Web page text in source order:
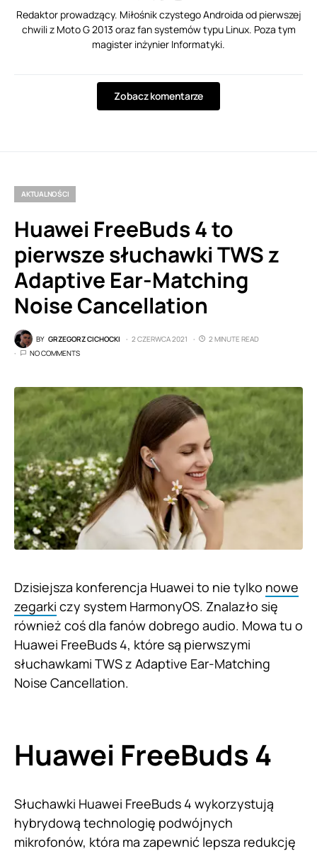
Redaktor prowadzący. Miłośnik czystego Androida od pierwszej
chwili z Moto G 2013 oraz fan systemów typu Linux. Poza tym
magister inżynier Informatyki.
Zobacz komentarze
AKTUALNOŚCI
Huawei FreeBuds 4 to
pierwsze słuchawki TWS z
Adaptive Ear-Matching
Noise Cancellation
BY GRZEGORZ CICHOCKI 2 CZERWCA 2021
2 MINUTE READ
NO COMMENTS
Dzisiejsza konferencja Huawei to nie tylko nowe
zegarki czy system HarmonyOS. Znalazło się
również coś dla fanów dobrego audio. Mowa tu o
Huawei FreeBuds 4, które są pierwszymi
słuchawkami TWS z Adaptive Ear-Matching
Noise Cancellation.
Huawei FreeBuds 4
Słuchawki Huawei FreeBuds 4 wykorzystują
hybrydową technologię podwójnych
mikrofonów, która ma zapewnić lepsza redukcję